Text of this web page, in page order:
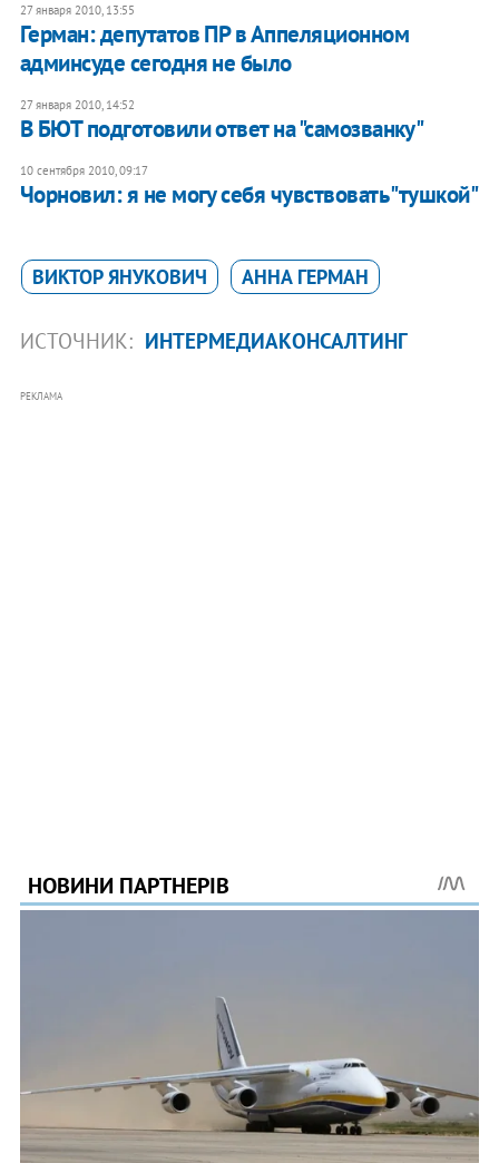
27 января 2010, 13:55
Герман: депутатов ПР в Аппеляционном
админсуде сегодня не было
27 января 2010, 14:52
В БЮТ подготовили ответ на "самозванку"
10 сентября 2010, 09:17
Чорновил: я не могу себя чувствовать "тушкой"
ВИКТОР ЯНУКОВИЧ АННА ГЕРМАН
ИСТОЧНИК: ИНТЕРМЕДИАКОНСАЛТИНГ
РЕКЛАМА